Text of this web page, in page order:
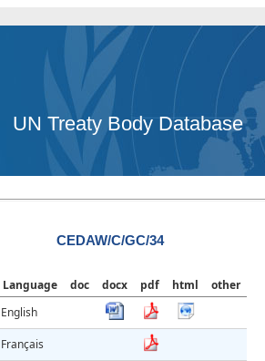
UN Treaty Body Database
CEDAW/C/GC/34
Language doc docx pdf html
other
English
Français